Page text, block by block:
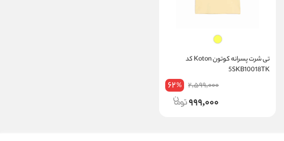
تی شرت پسرانه کوتون Koton کد
5SKB10018TK
2,599,000
62%
999,000